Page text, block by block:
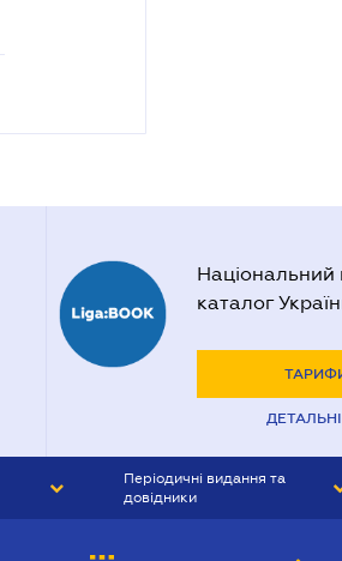
каталог
Періодичні видання та
довідники